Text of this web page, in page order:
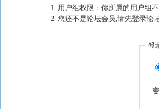
用户组权限：你所属的用户组
您还不是论坛会员,请先登录论
登